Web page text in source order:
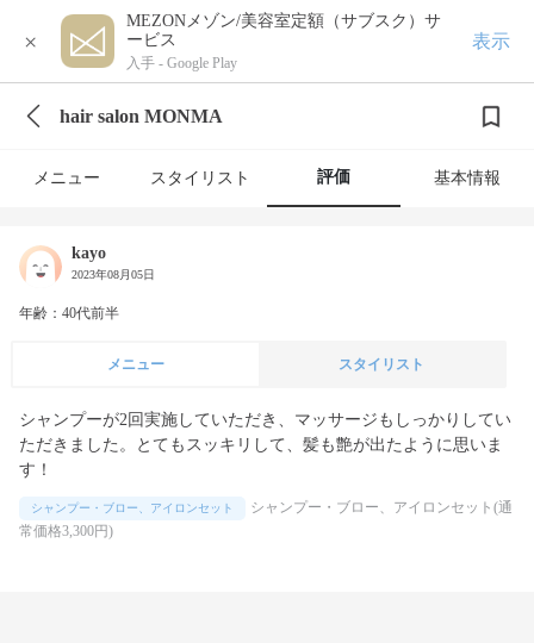
×
MEZONメゾン/美容室定額（サブスク）サ
ービス
入手 - Google Play
表示
hair salon MONMA
メニュー スタイリスト 評価 基本情報
kayo
2023年08月05日
年齢：40代前半
メニュー スタイリスト
シャンプーが2回実施していただき、マッサージもしっかりしてい
ただきました。とてもスッキリして、髪も艶が出たように思いま
す！
シャンプー・ブロー、アイロンセット
シャンプー・ブロー、アイロンセット(通
常価格3,300円)